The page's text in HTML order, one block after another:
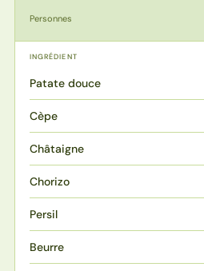
Personnes
INGRÉDIENT
Patate douce
Cèpe
Châtaigne
Chorizo
Persil
Beurre